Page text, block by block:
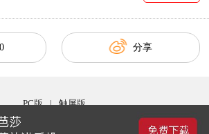
0 分享
PC版 | 触屏版
北京时尚在线网络服务有限公司 京ICP备030044号